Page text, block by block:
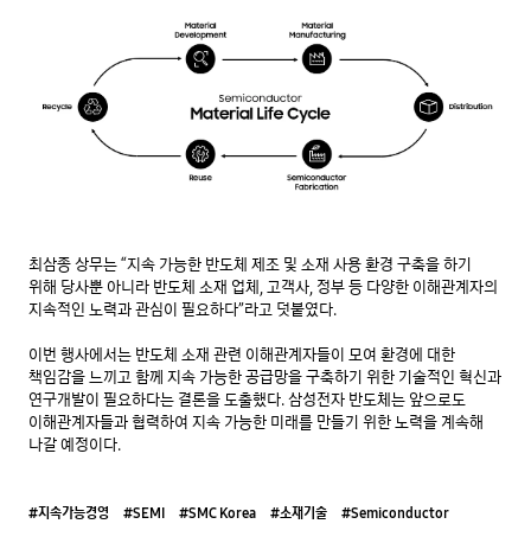
최삼종 상무는 “지속 가능한 반도체 제조 및 소재 사용 환경 구축을 하기
위해 당사뿐 아니라 반도체 소재 업체, 고객사, 정부 등 다양한 이해관계자의
지속적인 노력과 관심이 필요하다”라고 덧붙였다.
이번 행사에서는 반도체 소재 관련 이해관계자들이 모여 환경에 대한
책임감을 느끼고 함께 지속 가능한 공급망을 구축하기 위한 기술적인 혁신과
연구개발이 필요하다는 결론을 도출했다. 삼성전자 반도체는 앞으로도
이해관계자들과 협력하여 지속 가능한 미래를 만들기 위한 노력을 계속해
나갈 예정이다.
#지속가능경영 #SEMI #SMC Korea #소재기술 #Semiconductor